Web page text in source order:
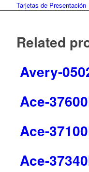
Tarjetas de Presentación
Related
Avery-
Ace-
Ace-
Ace-